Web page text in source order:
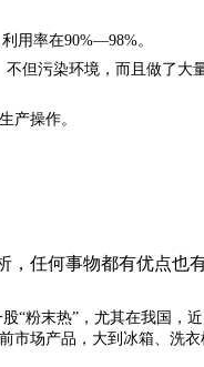
用率在90%—98%。
但污染环境，而且做了大
产操作。
任何事物都有优点也
股“粉末热”，尤其在我国，
市场产品，大到冰箱、洗